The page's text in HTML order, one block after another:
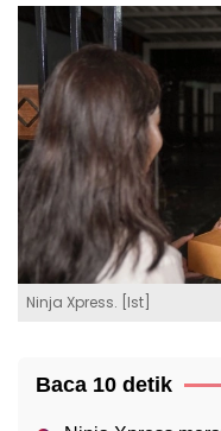
Ninja Xpress. [Ist]
Baca 10 detik